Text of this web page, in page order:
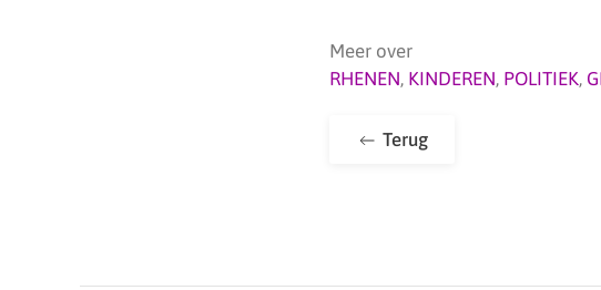
Meer over
RHENEN, KINDEREN, POLITIEK,
Terug